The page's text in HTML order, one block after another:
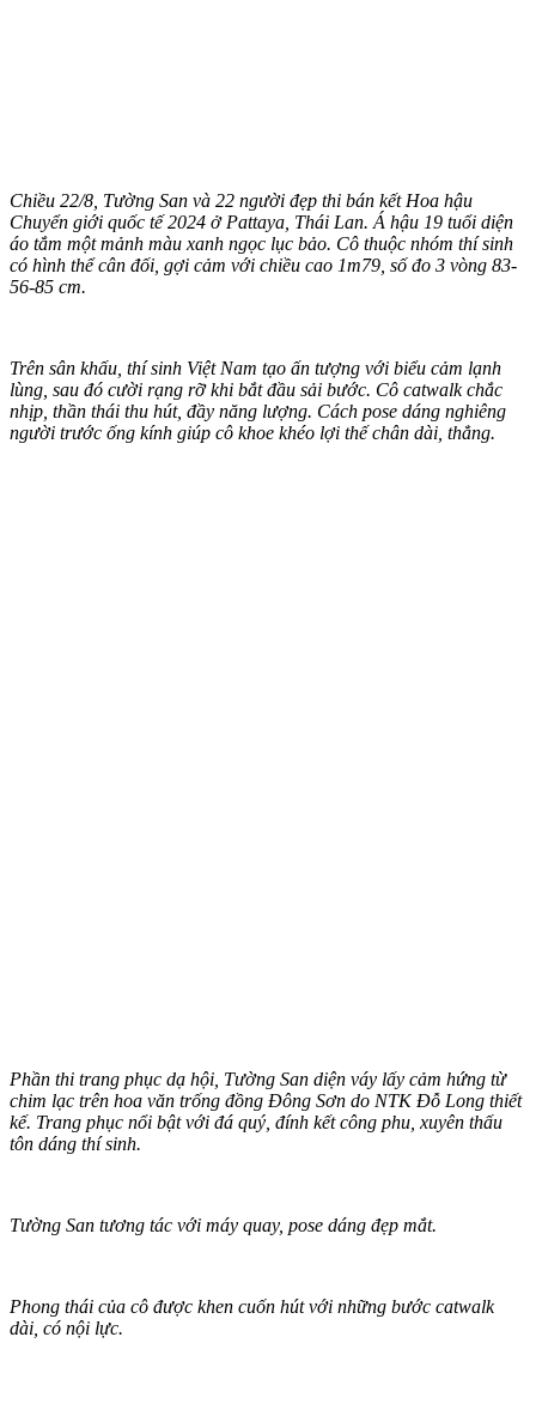
Chiều 22/8, Tường San và 22 người đẹp thi bán kết Hoa hậu
Chuyển giới quốc tế 2024 ở Pattaya, Thái Lan. Á hậu 19 tuổi diện
áo tắm một mảnh màu xanh ngọc lục bảo. Cô thuộc nhóm thí sinh
có hình thể cân đối, gợi cảm với chiều cao 1m79, số đo 3 vòng 83-
56-85 cm.
Trên sân khấu, thí sinh Việt Nam tạo ấn tượng với biểu cảm lạnh
lùng, sau đó cười rạng rỡ khi bắt đầu sải bước. Cô catwalk chắc
nhịp, thần thái thu hút, đầy năng lượng. Cách pose dáng nghiêng
người trước ống kính giúp cô khoe khéo lợi thế chân dài, thẳng.
Phần thi trang phục dạ hội, Tường San diện váy lấy cảm hứng từ
chim lạc trên hoa văn trống đồng Đông Sơn do NTK Đỗ Long thiết
kế. Trang phục nổi bật với đá quý, đính kết công phu, xuyên thấu
tôn dáng thí sinh.
Tường San tương tác với máy quay, pose dáng đẹp mắt.
Phong thái của cô được khen cuốn hút với những bước catwalk
dài, có nội lực.